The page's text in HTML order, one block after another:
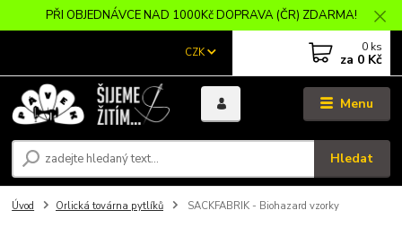
PŘI OBJEDNÁVCE NAD 1000Kč DOPRAVA (ČR) ZDARMA!
Menu
CZK
Hledat
0 ks
za 0 Kč
Úvod Orlická továrna pytlíků SACKFABRIK - Biohazard vzorky